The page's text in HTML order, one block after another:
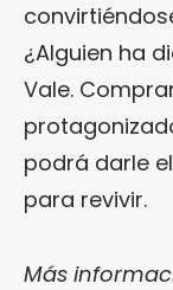
¿Alguien ha
Vale.
podrá darle
para revivir.
Más